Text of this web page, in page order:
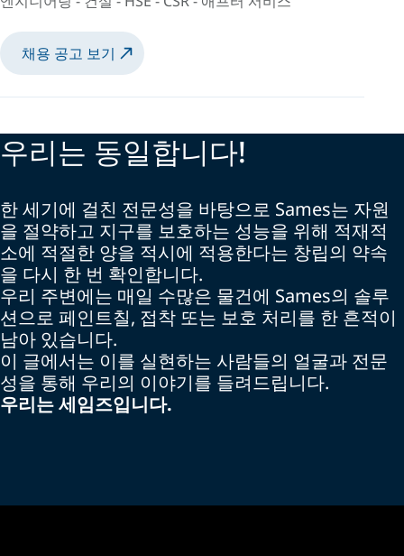
채용 공고 보기
우리는 동일합니다!
한 세기에 걸친 전문성을 바탕으로 Sames는 자원
을 절약하고 지구를 보호하는 성능을 위해 적재적
소에 적절한 양을 적시에 적용한다는 창립의 약속
을 다시 한 번 확인합니다.
우리 주변에는 매일 수많은 물건에 Sames의 솔루
션으로 페인트칠, 접착 또는 보호 처리를 한 흔적이
남아 있습니다.
이 글에서는 이를 실현하는 사람들의 얼굴과 전문
성을 통해 우리의 이야기를 들려드립니다.
우리는 세임즈입니다.